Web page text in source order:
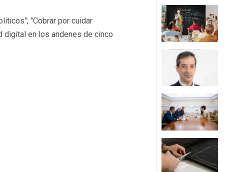
"Cobrar por cuidar
digital en los andenes de cinco